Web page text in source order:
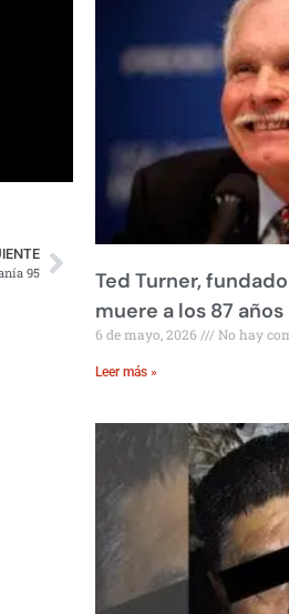
95
Ted Turner,
muere a los 87 años
6 de mayo, 2026 No hay
Leer más »